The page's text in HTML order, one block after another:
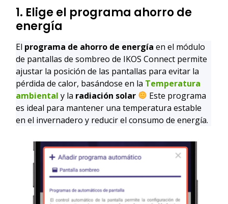
1. Elige el programa ahorro de
energía
El programa de ahorro de energía en el módulo
de pantallas de sombreo de IKOS Connect permite
ajustar la posición de las pantallas para evitar la
pérdida de calor, basándose en la Temperatura
ambiental y la radiación solar
Este programa
es ideal para mantener una temperatura estable
en el invernadero y reducir el consumo de energía.